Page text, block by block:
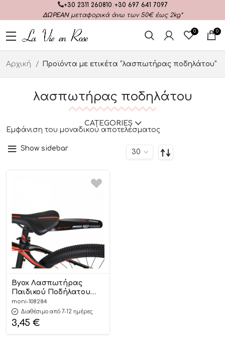
+30 2311 260810 +30 697 641 7097
ΔΩΡΕΑΝμεταφορικά άνω των 50€ έως 2kg*
0 0
Αρχική Προϊόντα με ετικέτα “λασπωτήρας ποδηλάτου”
λασπωτήρας ποδηλάτου
CATEGORIES
Εμφάνιση του μοναδικού αποτελέσματος
Show sidebar
Byox Λασπωτήρας
Παιδικού Ποδήλατου
Fender FM040R
moni-108284
Διαθέσιμο από 7-12 ημέρες
3,45 €